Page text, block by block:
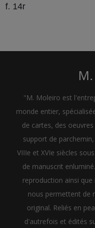
f. 14r
"M. Moleiro est
monde entier,
de cartes, des
support de
VIIIe et XVIe siècles
de manuscrit
reproduction ainsi
nous permettent de
original. Reliés en
d'autrefois et édités